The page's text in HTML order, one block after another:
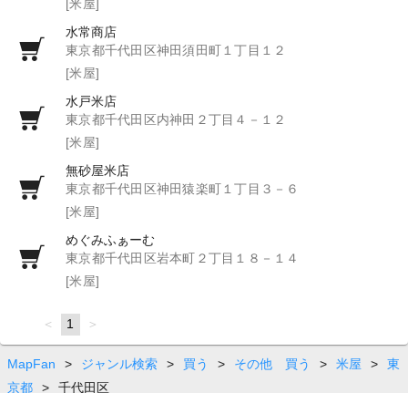
[米屋]
水常商店
東京都千代田区神田須田町１丁目１２
[米屋]
水戸米店
東京都千代田区内神田２丁目４－１２
[米屋]
無砂屋米店
東京都千代田区神田猿楽町１丁目３－６
[米屋]
めぐみふぁーむ
東京都千代田区岩本町２丁目１８－１４
[米屋]
page
You're
on
page
1 page
MapFan > ジャンル検索 > 買う > その他 買う > 米屋 >
東
京都
> 千代田区